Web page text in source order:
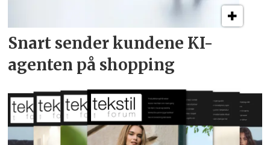
Snart sender kundene KI-
agenten på shopping